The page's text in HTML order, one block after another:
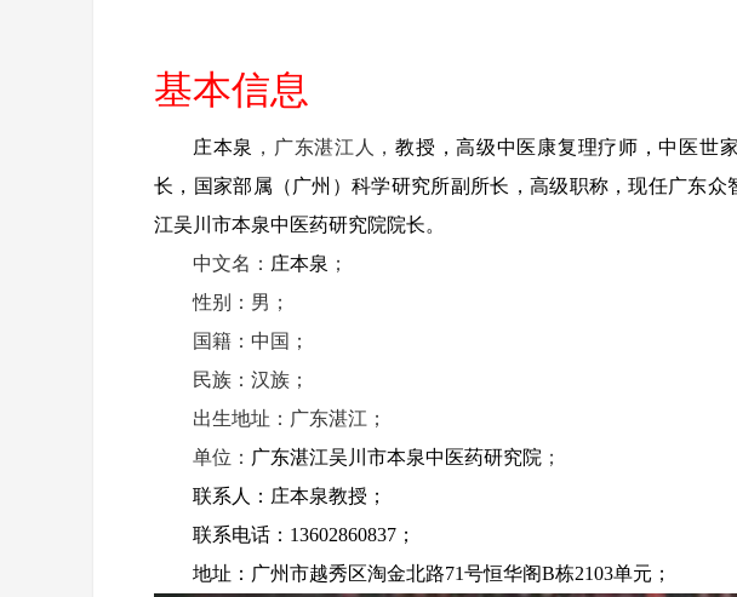
基本信息
庄本泉 ，广东湛江人，教授，高级中医康复理疗师，中医世
长，国家部属（广州）科学研究所副所长，高级职称，现任广东
江吴川市本泉中医药研究院院长。
中文名： 庄本泉 ；
性别：男；
国籍：中国；
民族：汉族；
出生地址：广东湛江；
单位： 广东湛江吴川市本泉中医药研究院 ；
联系人：庄本泉教授；
联系电话：13602860837；
地址：广州市越秀区淘金北路71号恒华阁B栋2103单元；